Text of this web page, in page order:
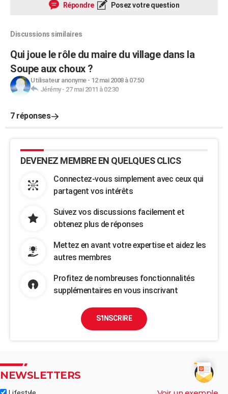
Répondre Posez votre question
Discussions similaires
Qui joue le rôle du maire du village dans la
Soupe aux choux ?
Utilisateur anonyme- 12 mai 2008 à 07:50
Jérémy- 27 mai 2011 à 02:30
7 réponses
DEVENEZ MEMBRE EN QUELQUES CLICS
Connectez-vous simplement avec ceux qui
partagent vos intérêts
Suivez vos discussions facilement et
obtenez plus de réponses
Mettez en avant votre expertise et aidez les
autres membres
Profitez de nombreuses fonctionnalités
supplémentaires en vous inscrivant
S'INSCRIRE
NEWSLETTERS